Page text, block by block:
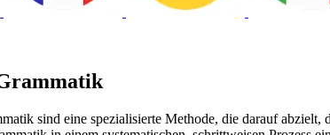
sind eine spezialisierte Methode, die darauf